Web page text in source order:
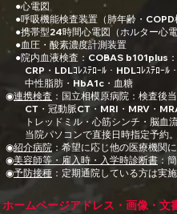
ホームページアドレス・画像・文
●心電図
●呼吸機能検査装置（肺年齢・COPD
●携帯型24時間心電図（ホルター心電
●血圧・酸素濃度計測装置
●院内血液検査：​COBAS b101plus：
CRP・LDLｺﾚｽﾃﾛｰﾙ・HDLｺﾚｽﾃﾛｰﾙ・
中性脂肪・HbA1c・血糖
◉連携検査 ：国立相模原病院：検査後
CT・冠動脈CT・MRI・MRV・
トレッドミル・心筋シンチ・脳血
当院パソコンで直接日時指定予約。​
◉紹介病院 ：希望に応じ他の医療機関に
◉美容師等・雇入時・入学時診断書 ：
​◉予防接種 ：​定期通院している方は実施